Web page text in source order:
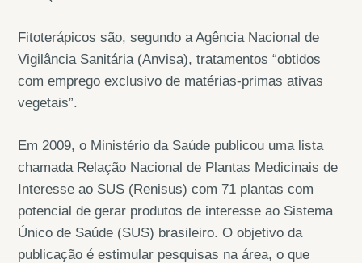
Fitoterápicos são, segundo a Agência Nacional de
Vigilância Sanitária (Anvisa), tratamentos “obtidos
com emprego exclusivo de matérias-primas ativas
vegetais”.
Em 2009, o Ministério da Saúde publicou uma lista
chamada Relação Nacional de Plantas Medicinais de
Interesse ao SUS (Renisus) com 71 plantas com
potencial de gerar produtos de interesse ao Sistema
Único de Saúde (SUS) brasileiro. O objetivo da
publicação é estimular pesquisas na área, o que